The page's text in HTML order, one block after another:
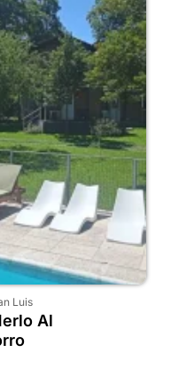
Luis
Al